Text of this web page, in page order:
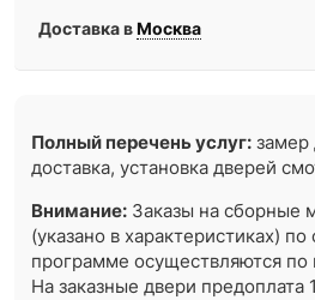
Доставка вМосква
Полный перечень услуг: замер
доставка, установка дверей
Внимание: Заказы на сборные
(указано в характеристиках) по
программе осуществляются по
На заказные двери предоплата